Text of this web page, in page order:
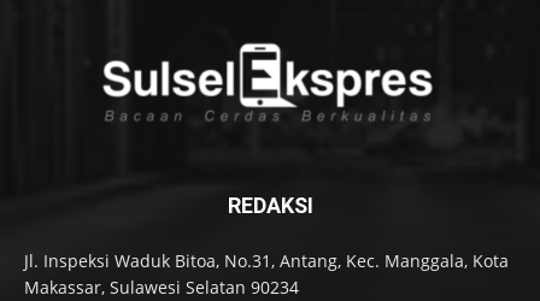
REDAKSI
Jl. Inspeksi Waduk Bitoa, No.31, Antang, Kec. Manggala, Kota
Makassar, Sulawesi Selatan 90234